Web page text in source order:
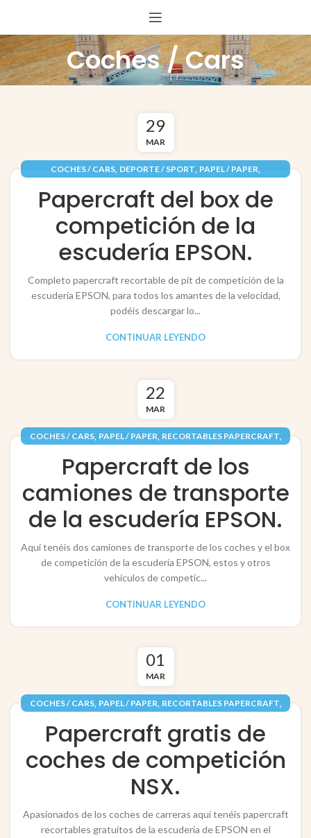
Coches / Cars
29
MAR
COCHES / CARS, DEPORTE / SPORT, PAPEL / PAPER,
Papercraft del box de
competición de la
escudería EPSON.
Completo papercraft recortable de pit de competición de la
escudería EPSON, para todos los amantes de la velocidad,
podéis descargar lo...
CONTINUAR LEYENDO
22
MAR
COCHES / CARS, PAPEL / PAPER, RECORTABLES PAPERCRAFT,
Papercraft de los
camiones de transporte
de la escudería EPSON.
Aquí tenéis dos camiones de transporte de los coches y el box
de competición de la escudería EPSON, estos y otros
vehículos de competic...
CONTINUAR LEYENDO
01
MAR
COCHES / CARS, PAPEL / PAPER, RECORTABLES PAPERCRAFT,
Papercraft gratis de
coches de competición
NSX.
Apasionados de los coches de carreras aquí tenéis papercraft
recortables gratuitos de la escudería de EPSON en el